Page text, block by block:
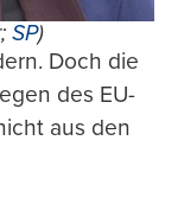
SP)
Doch die
des EU-
aus den